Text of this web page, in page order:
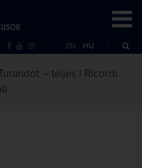
EN HU
– teljes | Ricordi